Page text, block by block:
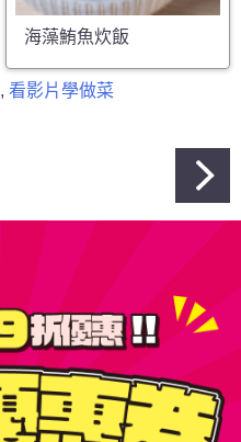
海藻鮪魚炊飯
, 看影片學做菜